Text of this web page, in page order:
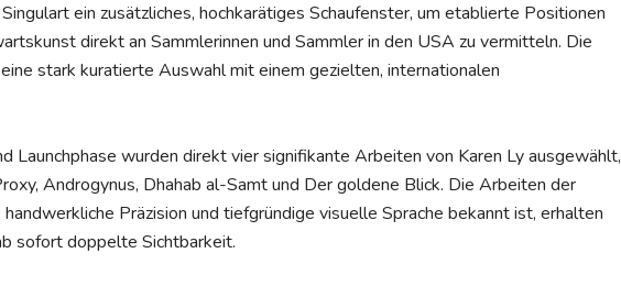
ein zusätzliches, hochkarätiges Schaufenster, um etablierte Positionen
direkt an Sammlerinnen und Sammler in den USA zu vermitteln. Die
stark kuratierte Auswahl mit einem gezielten, internationalen
Launchphase wurden direkt vier signifikante Arbeiten von Karen Ly ausgewählt,
Androgynus, Dhahab al-Samt und Der goldene Blick. Die Arbeiten der
handwerkliche Präzision und tiefgründige visuelle Sprache bekannt ist, erhalten
sofort doppelte Sichtbarkeit.